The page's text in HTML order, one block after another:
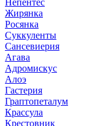
Непентес
Жирянка
Росянка
Суккуленты
Сансевиерия
Агава
Адромискус
Алоэ
Гастерия
Граптопеталум
Крассула
Крестовник